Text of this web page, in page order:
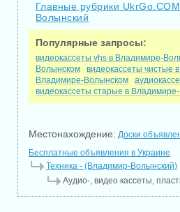
Главные рубрики
Волынский
Популярные запросы:
видеокассеты vhs в Владимире-
Волынском
видеокассеты чистые
Владимире-Волынском
видеокассеты старые в
Местонахождение: Доски
Бесплатные объявления в Украине
Техника - (Владимир-Волынский)
Аудио-, видео кассеты,